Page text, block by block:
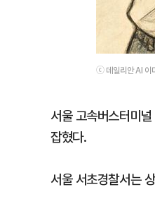
ⓒ 데일리안 AI 이
서울 고속버스터미
잡혔다.
서울 서초경찰서는